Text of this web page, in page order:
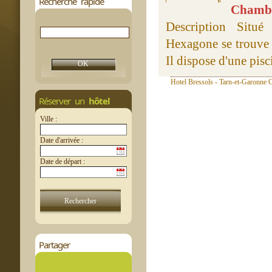
Réserver un hôtel
Ville :
Date d'arrivée :
Date de départ :
Partager
Description
Hexagone se
Il dispose d'une
Hotel Bressols - Tarn-et-Garonne